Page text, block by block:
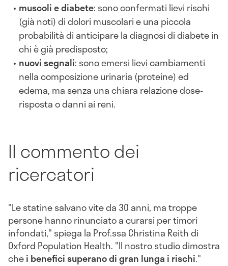
muscoli e diabete: sono confermati lievi rischi
(già noti) di dolori muscolari e una piccola
probabilità di anticipare la diagnosi di diabete in
chi è già predisposto;
nuovi segnali: sono emersi lievi cambiamenti
nella composizione urinaria (proteine) ed
edema, ma senza una chiara relazione dose-
risposta o danni ai reni.
Il commento dei
ricercatori
"Le statine salvano vite da 30 anni, ma troppe
persone hanno rinunciato a curarsi per timori
infondati," spiega la Prof.ssa Christina Reith di
Oxford Population Health. "Il nostro studio dimostra
chei benefici superano di gran lunga i rischi."